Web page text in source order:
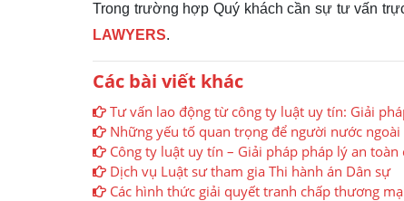
Trong trường hợp Quý khách cần sự tư vấn
LAWYERS.
Các bài viết khác
Tư vấn lao động từ công ty luật uy tín: Giải
Những yếu tố quan trọng để người nước
Công ty luật uy tín – Giải pháp pháp lý an
Dịch vụ Luật sư tham gia Thi hành án Dân sự
Các hình thức giải quyết tranh chấp thương